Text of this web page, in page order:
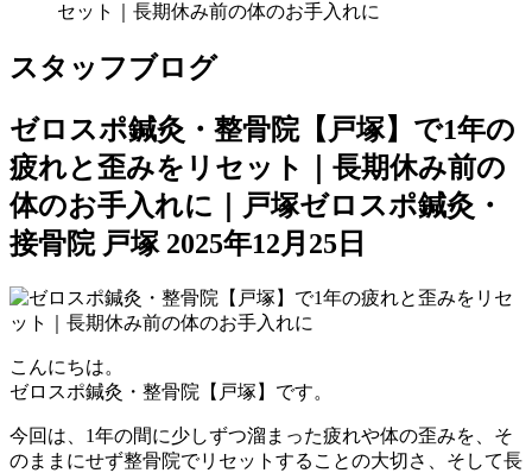
セット｜長期休み前の体のお手入れに
スタッフブログ
ゼロスポ鍼灸・整骨院【戸塚】で1年の
疲れと歪みをリセット｜長期休み前の
体のお手入れに｜戸塚ゼロスポ鍼灸・
接骨院 戸塚 2025年12月25日
こんにちは。
ゼロスポ鍼灸・整骨院【戸塚】です。
今回は、1年の間に少しずつ溜まった疲れや体の歪みを、そ
のままにせず整骨院でリセットすることの大切さ、そして長